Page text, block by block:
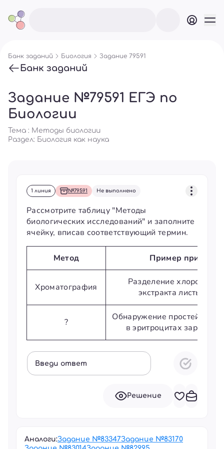
Банк заданий Биология Задание 79591
Банк заданий
Задание №79591 ЕГЭ по
Биологии
Тема : Методы биологии
Раздел: Биология как наука
1 линия №79591 Не выполнено
Рассмотрите таблицу "Методы
биологических исследований" и заполните
ячейку, вписав соответствующий термин.
Метод Пример
Хроматография
Разделение
экстракта листьев
?
Обнаружение простейших
в эритроцитах
Введи ответ
Решение
Аналоги:Задание №83347Задание №83170